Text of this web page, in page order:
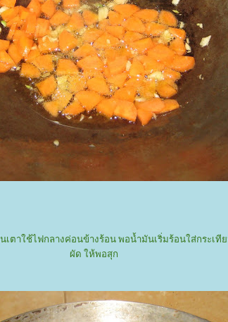
ตาใช้ไฟกลางค่อนข้างร้อน พอน้ำมันเริ่มร้อนใส่กระเที
ผัด ให้พอสุก